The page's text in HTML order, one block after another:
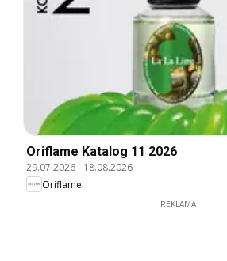
Oriflame Katalog 11 2026
29.07.2026- 18.08.2026
Oriflame
REKLAMA